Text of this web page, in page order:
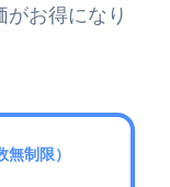
お得になり
制限）